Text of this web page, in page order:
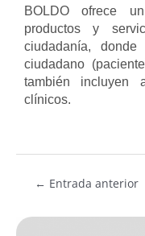
BOLDO ofrece
productos y
ciudadanía,
ciudadano
también incluyen
clínicos.
← Entrada anterior